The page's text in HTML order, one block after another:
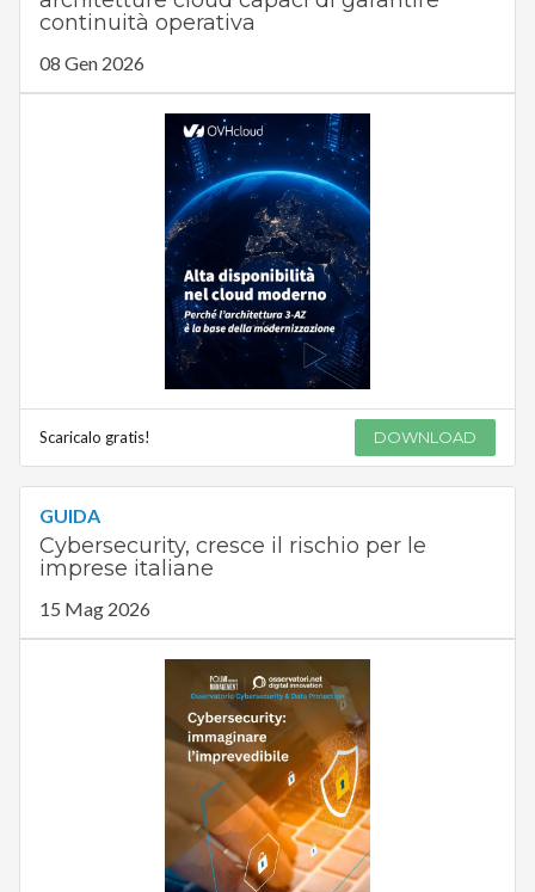
continuità operativa
08 Gen 2026
Scaricalo gratis! DOWNLOAD
GUIDA
Cybersecurity, cresce il rischio per le
imprese italiane
15 Mag 2026